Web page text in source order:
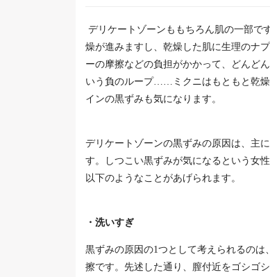
デリケートゾーンももちろん肌の一部で
燥が進みますし、乾燥した肌に生理のナ
ーの摩擦などの負担がかかって、どんど
いう負のループ……ミクニはもともと乾
インの黒ずみも気になります。
デリケートゾーンの黒ずみの原因は、主
す。しつこい黒ずみが気になるという女
以下のようなことがあげられます。
・洗いすぎ
黒ずみの原因の1つとして考えられるのは
擦です。先述した通り、膣付近をゴシゴ